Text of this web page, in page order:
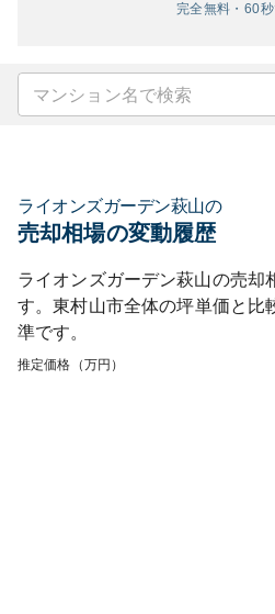
完全無料・60
ライオンズガーデン萩山の
売却相場の変動履歴
ライオンズガーデン萩山の売却
す。東村山市全体の坪単価と比
準です。
推定価格（万円）